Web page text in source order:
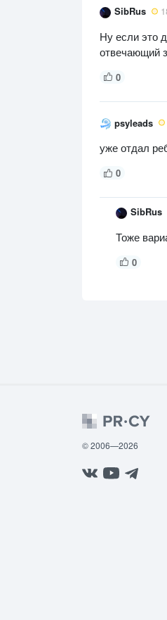
SibRus
Ну если это
отвечающий
0
psyleads
уже отдал
0
SibRus
Тоже
0
© 2006—2026